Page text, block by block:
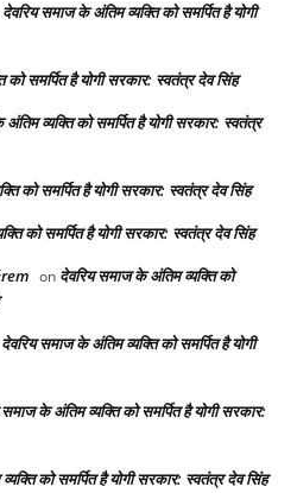
देवरिय समाज के अंतिम व्यक्ति को समर्पित है योगी
समर्पित है योगी सरकार: स्वतंत्र देव सिंह
व्यक्ति को समर्पित है योगी सरकार: स्वतंत्र
को समर्पित है योगी सरकार: स्वतंत्र देव सिंह
को समर्पित है योगी सरकार: स्वतंत्र देव सिंह
on देवरिय समाज के अंतिम व्यक्ति को
देवरिय समाज के अंतिम व्यक्ति को समर्पित है योगी
के अंतिम व्यक्ति को समर्पित है योगी सरकार:
को समर्पित है योगी सरकार: स्वतंत्र देव सिंह